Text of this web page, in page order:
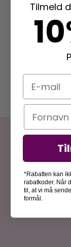
Tilmeld
E-mail
Navn
*Rabatten kan
rabatkoder. Når
til, at vi må
formål.